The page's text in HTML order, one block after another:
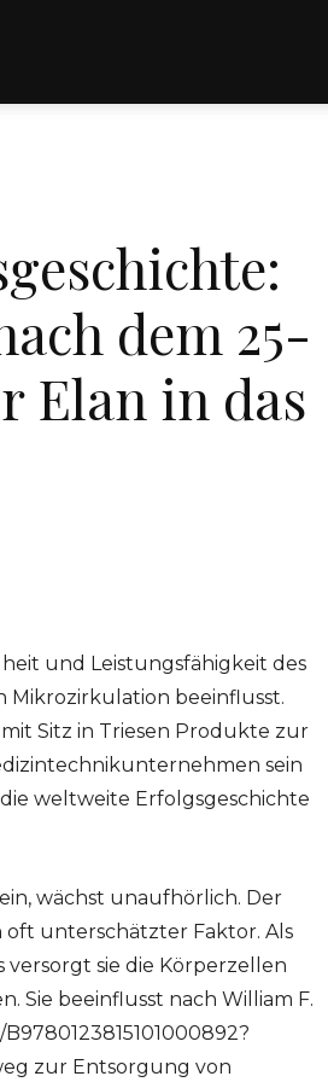
dem 25-
Elan in das
und Leistungsfähigkeit des
beeinflusst.
Sitz in Triesen Produkte zur
sein
weltweite Erfolgsgeschichte
wächst unaufhörlich. Der
oft unterschätzter Faktor. Als
sie die Körperzellen
Sie beeinflusst nach William F.
zur Entsorgung von